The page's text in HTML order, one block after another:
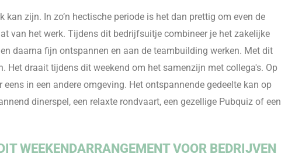
zijn. In zo’n hectische periode is het dan prettig om even de
van het werk. Tijdens dit bedrijfsuitje combineer je het zakelijke
daarna fijn ontspannen en aan de teambuilding werken. Met dit
Het draait tijdens dit weekend om het samenzijn met collega's. Op
eens in een andere omgeving. Het ontspannende gedeelte kan op
dinerspel, een relaxte rondvaart, een gezellige Pubquiz of een
WEEKENDARRANGEMENT VOOR BEDRIJVEN